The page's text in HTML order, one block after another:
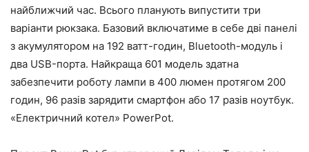
найближчий час. Всього планують випустити три
варіанти рюкзака. Базовий включатиме в себе дві панелі
з акумулятором на 192 ватт-годин, Bluetooth-модуль і
два USB-порта. Найкраща 601 модель здатна
забезпечити роботу лампи в 400 люмен протягом 200
годин, 96 разів зарядити смартфон або 17 разів ноутбук.
«Електричний котел» PowerPot.